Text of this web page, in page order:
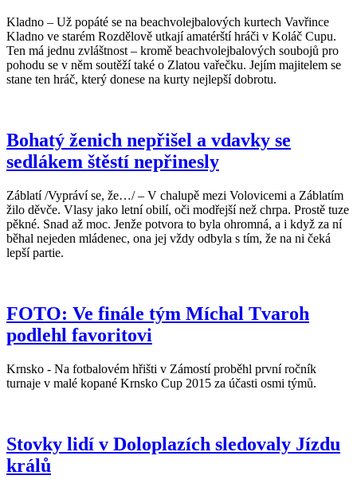
Kladno – Už popáté se na beachvolejbalových kurtech Vavřince
Kladno ve starém Rozdělově utkají amatérští hráči v Koláč Cupu.
Ten má jednu zvláštnost – kromě beachvolejbalových soubojů pro
pohodu se v něm soutěží také o Zlatou vařečku. Jejím majitelem se
stane ten hráč, který donese na kurty nejlepší dobrotu.
Bohatý ženich nepřišel a vdavky se
sedlákem štěstí nepřinesly
Záblatí /Vypráví se, že…/ – V chalupě mezi Volovicemi a Záblatím
žilo děvče. Vlasy jako letní obilí, oči modřejší než chrpa. Prostě tuze
pěkné. Snad až moc. Jenže potvora to byla ohromná, a i když za ní
běhal nejeden mládenec, ona jej vždy odbyla s tím, že na ni čeká
lepší partie.
FOTO: Ve finále tým Míchal Tvaroh
podlehl favoritovi
Krnsko - Na fotbalovém hřišti v Zámostí proběhl první ročník
turnaje v malé kopané Krnsko Cup 2015 za účasti osmi týmů.
Stovky lidí v Doloplazích sledovaly Jízdu
králů